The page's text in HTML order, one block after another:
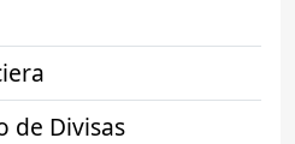
de Divisas